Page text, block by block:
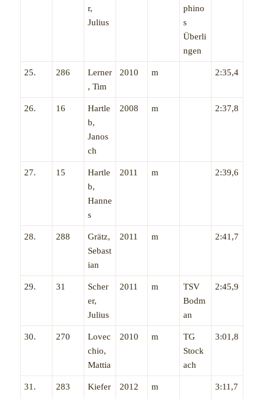
r,
Julius
phino
s
Überli
ngen
25. 286
Lerner
, Tim
2010 m 2:35,4
26. 16
Hartle
b,
Janos
ch
2008 m 2:37,8
27. 15
Hartle
b,
Hanne
s
2011 m 2:39,6
28. 288
Grätz,
Sebast
ian
2011 m 2:41,7
29. 31
Scher
er,
Julius
2011 m
TSV
Bodm
an
2:45,9
30. 270
Lovec
chio,
Mattia
2010 m
TG
Stock
ach
3:01,8
31. 283
Kiefer
2012 m 3:11,7